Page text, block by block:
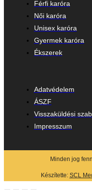
Férfi karóra
Női karóra
Unisex karóra
Gyermek karóra
Ékszerek
Adatvédelem
ÁSZF
Visszaküldési
Impresszum
Minden jog
Készítette: SCL